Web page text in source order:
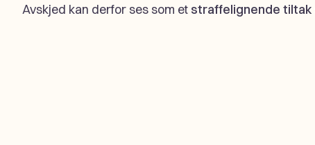
Avskjed kan derfor ses som et straffelignende tiltak